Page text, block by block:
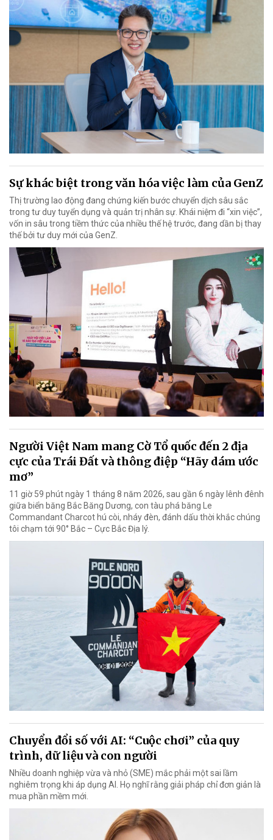
Sự khác biệt trong văn hóa việc làm của GenZ
Thị trường lao động đang chứng kiến bước chuyển dịch sâu sắc
trong tư duy tuyển dụng và quản trị nhân sự. Khái niệm đi “xin việc”,
vốn in sâu trong tiềm thức của nhiều thế hệ trước, đang dần bị thay
thế bởi tư duy mới của GenZ.
Người Việt Nam mang Cờ Tổ quốc đến 2 địa
cực của Trái Đất và thông điệp “Hãy dám ước
mơ”
11 giờ 59 phút ngày 1 tháng 8 năm 2026, sau gần 6 ngày lênh đênh
giữa biển băng Bắc Băng Dương, con tàu phá băng Le
Commandant Charcot hú còi, nháy đèn, đánh dấu thời khắc chúng
tôi chạm tới 90° Bắc – Cực Bắc Địa lý.
Chuyển đổi số với AI: “Cuộc chơi” của quy
trình, dữ liệu và con người
Nhiều doanh nghiệp vừa và nhỏ (SME) mắc phải một sai lầm
nghiêm trọng khi áp dụng AI. Họ nghĩ rằng giải pháp chỉ đơn giản là
mua phần mềm mới.